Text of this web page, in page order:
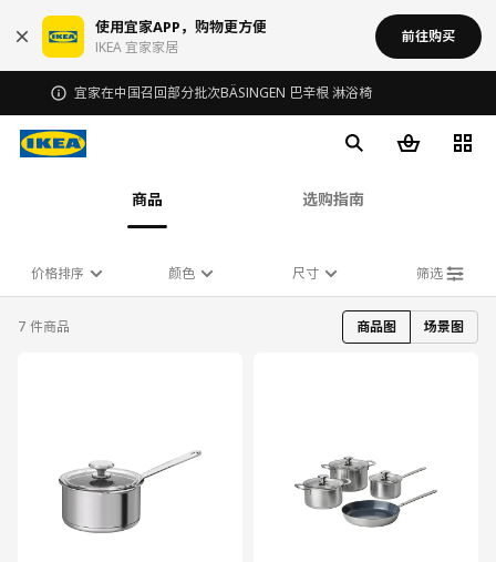
使用宜家APP，购物更方便
IKEA 宜家家居
前往购买
宜家在中国召回部分批次BÄSINGEN 巴辛根 淋浴椅
商品 选购指南
价格排序 颜色 尺寸 筛选
7 件商品 商品图 场景图